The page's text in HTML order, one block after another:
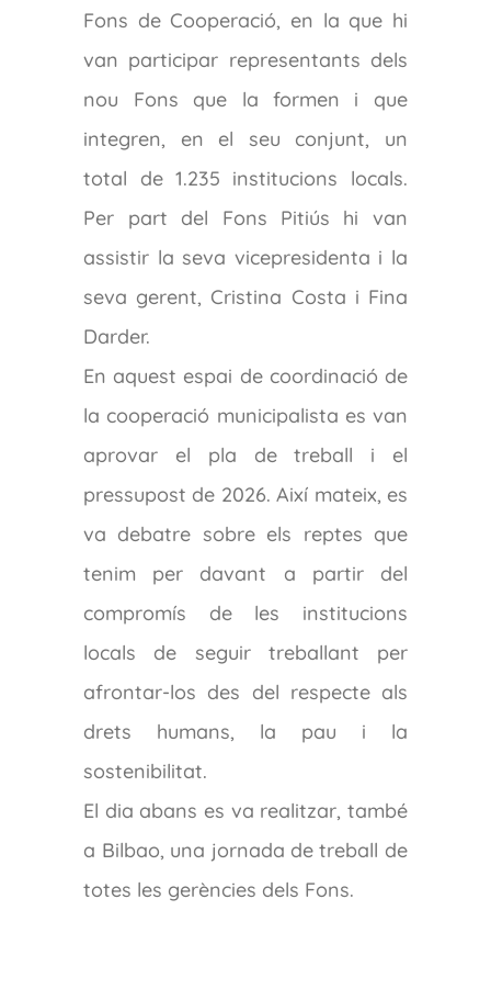
Fons de Cooperació, en la que hi
van participar representants dels
nou Fons que la formen i que
integren, en el seu conjunt, un
total de 1.235 institucions locals.
Per part del Fons Pitiús hi van
assistir la seva vicepresidenta i la
seva gerent, Cristina Costa i Fina
Darder.
En aquest espai de coordinació de
la cooperació municipalista es van
aprovar el pla de treball i el
pressupost de 2026. Així mateix, es
va debatre sobre els reptes que
tenim per davant a partir del
compromís de les institucions
locals de seguir treballant per
afrontar-los des del respecte als
drets humans, la pau i la
sostenibilitat.
El dia abans es va realitzar, també
a Bilbao, una jornada de treball de
totes les gerències dels Fons.